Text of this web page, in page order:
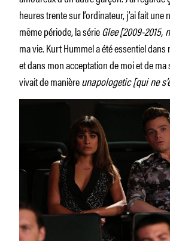
heures trente sur l’ordinateur, j’ai fait une
même période, la sérieGlee[2009-2015,
ma vie. Kurt Hummel a été essentiel
et dans mon acceptation de moi et de ma
vivait de manièreunapologetic [qui ne